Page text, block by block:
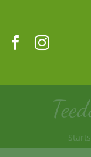
springen